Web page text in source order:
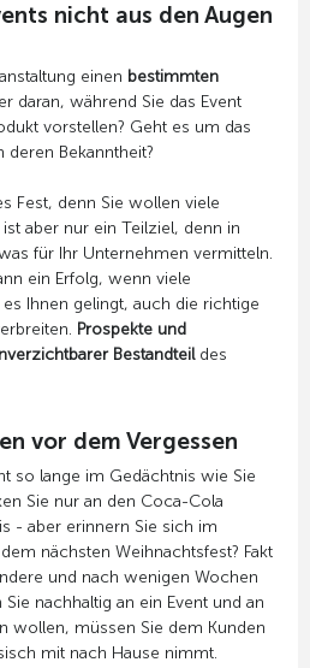
nicht aus den Augen
einen bestimmten
daran, während Sie das Event
vorstellen? Geht es um das
Bekanntheit?
Fest, denn Sie wollen viele
aber nur ein Teilziel, denn in
für Ihr Unternehmen vermitteln.
ein Erfolg, wenn viele
Ihnen gelingt, auch die richtige
Prospekte und
Bestandteildes
vor dem Vergessen
so lange im Gedächtnis wie Sie
Sie nur an den Coca-Cola
- aber erinnern Sie sich im
nächsten Weihnachtsfest? Fakt
und nach wenigen Wochen
nachhaltig an ein Event und an
wollen, müssen Sie dem Kunden
mit nach Hause nimmt.